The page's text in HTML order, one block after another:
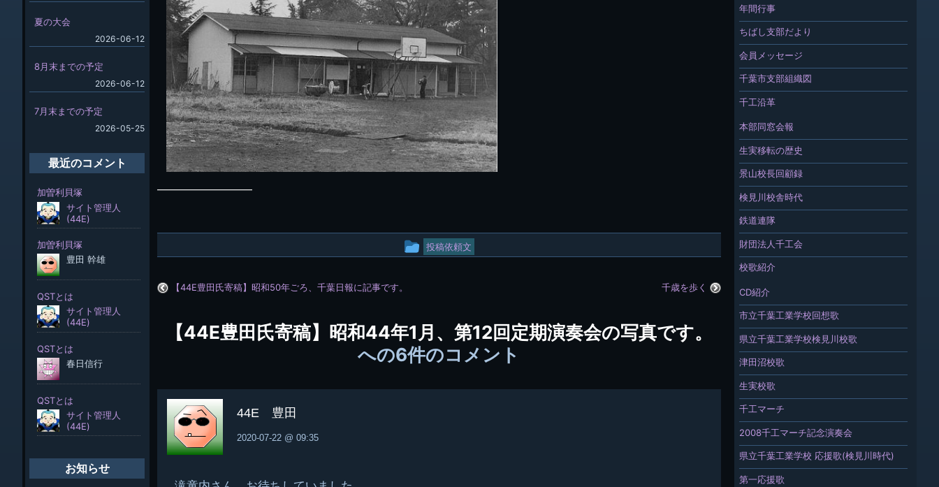
————————
投
ー
プ
投稿依頼文
【44E豊田氏寄稿】昭和50年ごろ、千葉日報に記事です。 千歳を歩く
【44E豊田氏寄稿】昭和44年1月、第12回定期演奏会の写真です。
への6件のコメント
44E 豊田
2020-07-22 @ 09:35
年間行事
ちばし支部だより
会員メッセージ
千葉市支部組織図
千工沿革
本部同窓会報
生実移転の歴史
景山校長回顧録
検見川校舎時代
鉄道連隊
財団法人千工会
校歌紹介
CD紹介
市立千葉工業学校回想歌
県立千葉工業学校検見川校歌
津田沼校歌
生実校歌
千工マーチ
2008千工マーチ記念演奏会
県立千葉工業学校 応援歌(検見川時代)
第一応援歌
夏の大会
2026-06-12
8月末までの予定
2026-06-12
7月末までの予定
2026-05-25
最近のコメント
お知らせ